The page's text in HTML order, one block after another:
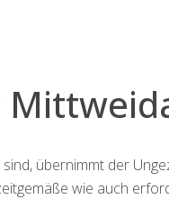
übernimmt der
wie auch